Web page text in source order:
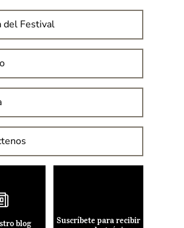
del Festival
blog
Suscríbete para recibir